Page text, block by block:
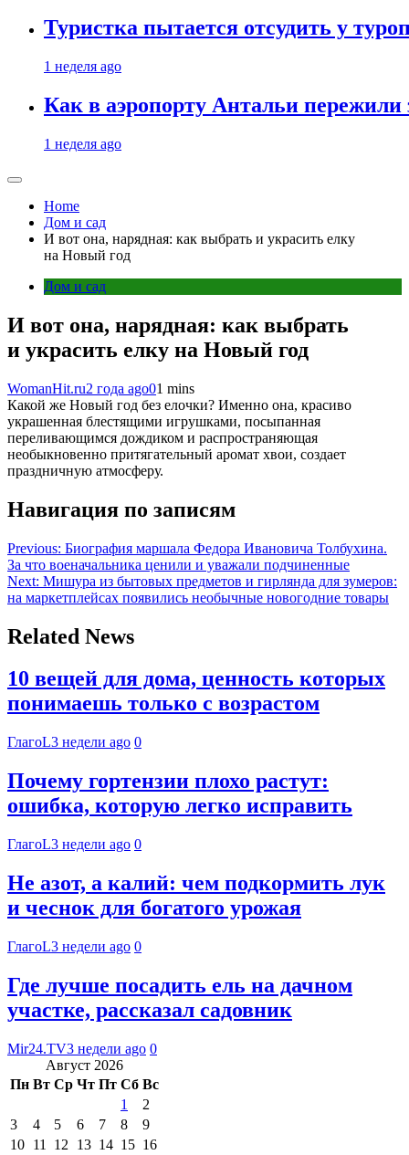
Туристка пытается отсудить у
1 неделя ago
Как в аэропорту Антальи
1 неделя ago
Home
Дом и сад
И вот она, нарядная: как выбрать и украсить елку
на Новый год
Дом и сад
И вот она, нарядная: как выбрать
и украсить елку на Новый год
WomanHit.ru2 года ago01 mins
Какой же Новый год без елочки? Именно она, красиво
украшенная блестящими игрушками, посыпанная
переливающимся дождиком и распространяющая
необыкновенно притягательный аромат хвои, создает
праздничную атмосферу.
Навигация по записям
Previous: Биография маршала Федора Ивановича Толбухина.
За что военачальника ценили и уважали подчиненные
Next: Мишура из бытовых предметов и гирлянда для зумеров:
на маркетплейсах появились необычные новогодние товары
Related News
10 вещей для дома, ценность которых
понимаешь только с возрастом
ГлагоL3 недели ago 0
Почему гортензии плохо растут:
ошибка, которую легко исправить
ГлагоL3 недели ago 0
Не азот, а калий: чем подкормить лук
и чеснок для богатого урожая
ГлагоL3 недели ago 0
Где лучше посадить ель на дачном
участке, рассказал садовник
Mir24.TV3 недели ago 0
Август 2026
Пн Вт Ср Чт Пт Сб Вс
1
2
3
4 5 6 7 8
9
10 11 12 13 14 15 16